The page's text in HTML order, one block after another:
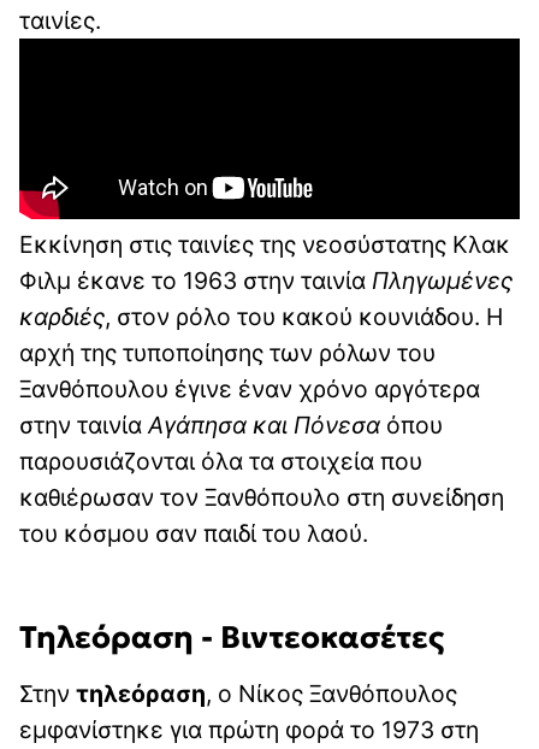
ταινίες.
Εκκίνηση στις ταινίες της νεοσύστατης Κλακ
Φιλμ έκανε το 1963 στην ταινία Πληγωμένες
καρδιές, στον ρόλο του κακού κουνιάδου. Η
αρχή της τυποποίησης των ρόλων του
Ξανθόπουλου έγινε έναν χρόνο αργότερα
στην ταινία Αγάπησα και Πόνεσα όπου
παρουσιάζονται όλα τα στοιχεία που
καθιέρωσαν τον Ξανθόπουλο στη συνείδηση
του κόσμου σαν παιδί του λαού.
Τηλεόραση - Βιντεοκασέτες
Στην τηλεόραση, ο Νίκος Ξανθόπουλος
εμφανίστηκε για πρώτη φορά το 1973 στη